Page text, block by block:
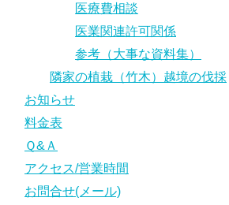
医療費相談
医業関連許可関係
参考（大事な資料集）
隣家の植栽（竹木）越境の伐採
お知らせ
料金表
Ｑ&Ａ
アクセス/営業時間
お問合せ(メール)